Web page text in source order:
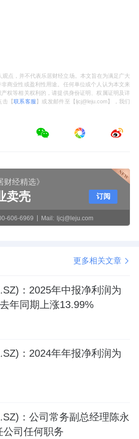
观点，并不代表乐居财经立场。本文旨在为满足广大
商业性或盈利性用途。任何单位或个人认为本文来
权等相关权利的，请提供身份证明、权属证明及详
击【联系客服 】或发邮件至【ljcj@leju.com】，我们
财经精选》
卖壳
606-6969 Mail: ljcj@leju.com
订阅
更多相关文章
：2025年中报净利润为
年同期上涨13.99%
：2024年年报净利润为
：公司常务副总经理陈永
公司任何职务